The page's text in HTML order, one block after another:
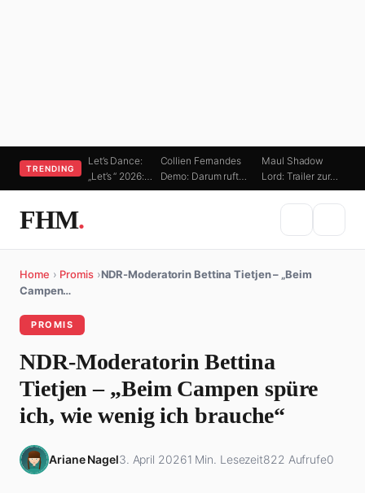
TRENDING
Let’s Dance:
„Let’s “ 2026:…
Collien Fernandes
Demo: Darum ruft…
Maul Shadow
Lord: Trailer zur…
FHM.
Home › Promis ›NDR-Moderatorin Bettina Tietjen – „Beim
Campen…
PROMIS
NDR-Moderatorin Bettina
Tietjen – „Beim Campen spüre
ich, wie wenig ich brauche“
Ariane Nagel3. April 20261 Min. Lesezeit822 Aufrufe0